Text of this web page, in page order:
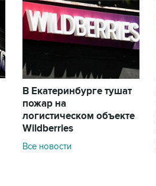
В Екатеринбурге тушат
пожар на
логистическом объекте
Wildberries
Все новости